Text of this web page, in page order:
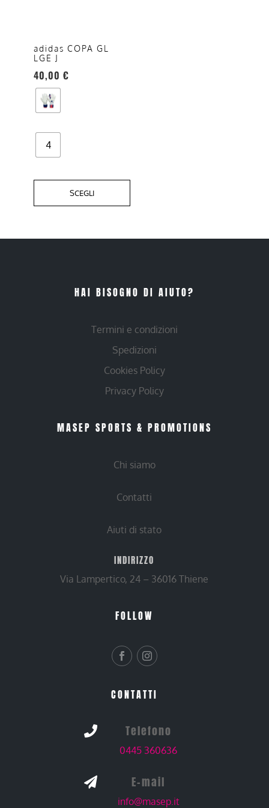
adidas COPA GL
LGE J
40,00 €
4
SCEGLI
opzioni
possono
essere
scelte
nella
del
HAI BISOGNO DI AIUTO?
Termini e condizioni
Spedizioni
Cookies Policy
Privacy Policy
MASEP SPORTS & PROMOTIONS
Chi siamo
Contatti
Aiuti di stato
INDIRIZZO
Via Lampertico, 24 – 36016 Thiene
FOLLOW
CONTATTI
 Telefono
0445 360636
 E-mail
info@masep.it